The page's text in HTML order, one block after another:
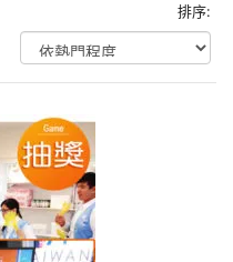
排序: